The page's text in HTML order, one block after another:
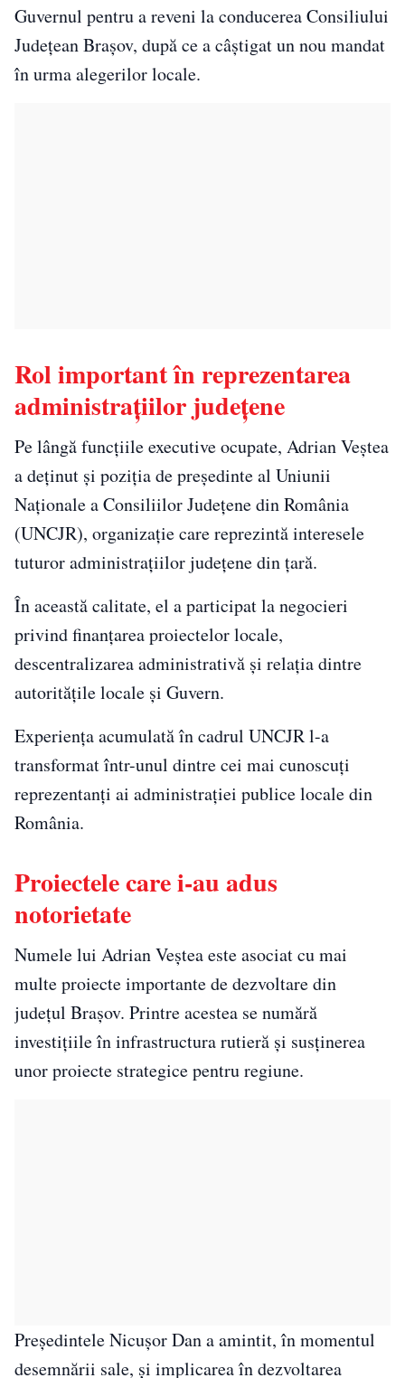
Guvernul pentru a reveni la conducerea Consiliului
Județean Brașov, după ce a câștigat un nou mandat
în urma alegerilor locale.
Rol important în reprezentarea
administrațiilor județene
Pe lângă funcțiile executive ocupate, Adrian Veștea
a deținut și poziția de președinte al Uniunii
Naționale a Consiliilor Județene din România
(UNCJR), organizație care reprezintă interesele
tuturor administrațiilor județene din țară.
În această calitate, el a participat la negocieri
privind finanțarea proiectelor locale,
descentralizarea administrativă și relația dintre
autoritățile locale și Guvern.
Experiența acumulată în cadrul UNCJR l-a
transformat într-unul dintre cei mai cunoscuți
reprezentanți ai administrației publice locale din
România.
Proiectele care i-au adus
notorietate
Numele lui Adrian Veștea este asociat cu mai
multe proiecte importante de dezvoltare din
județul Brașov. Printre acestea se numără
investițiile în infrastructura rutieră și susținerea
unor proiecte strategice pentru regiune.
Președintele Nicușor Dan a amintit, în momentul
desemnării sale, și implicarea în dezvoltarea